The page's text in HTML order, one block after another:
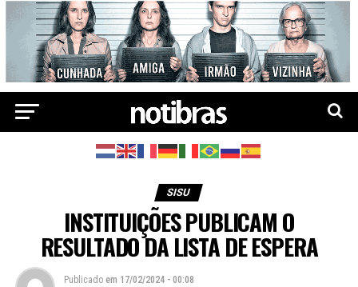
SISU
INSTITUIÇÕES PUBLICAM O
RESULTADO DA LISTA DE ESPERA
Publicado em 17/02/2024 - 00:08